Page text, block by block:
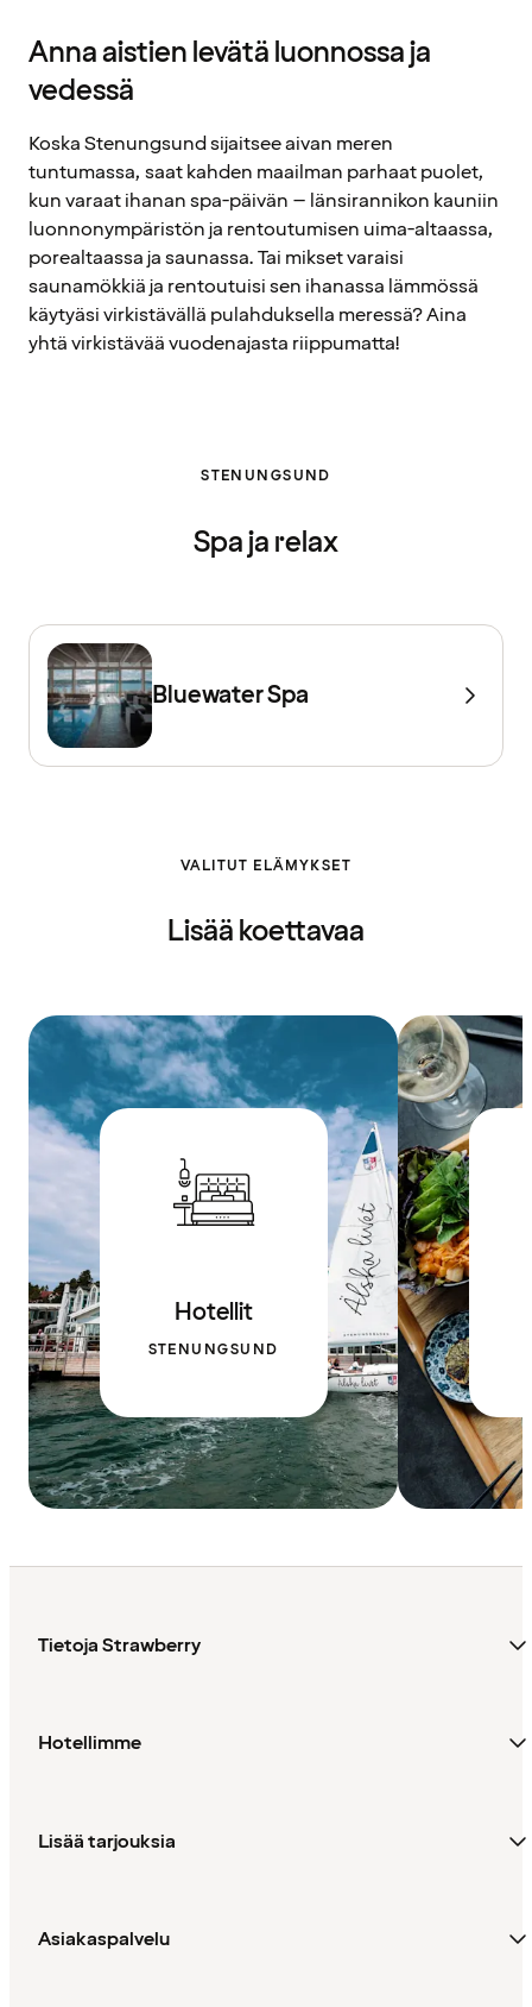
Anna aistien levätä luonnossa ja
vedessä
Koska Stenungsund sijaitsee aivan meren
tuntumassa, saat kahden maailman parhaat puolet,
kun varaat ihanan spa-päivän – länsirannikon kauniin
luonnonympäristön ja rentoutumisen uima-altaassa,
porealtaassa ja saunassa. Tai mikset varaisi
saunamökkiä ja rentoutuisi sen ihanassa lämmössä
käytyäsi virkistävällä pulahduksella meressä? Aina
yhtä virkistävää vuodenajasta riippumatta!
STENUNGSUND
Spa ja relax
Bluewater Spa
VALITUT ELÄMYKSET
Lisää koettavaa
Hotellit
STENUNGSUND
Tietoja Strawberry
Hotellimme
Lisää tarjouksia
Asiakaspalvelu